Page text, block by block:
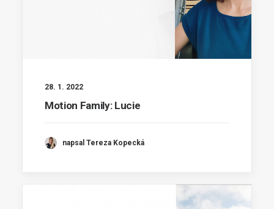
28. 1. 2022
Motion Family: Lucie
napsal Tereza Kopecká